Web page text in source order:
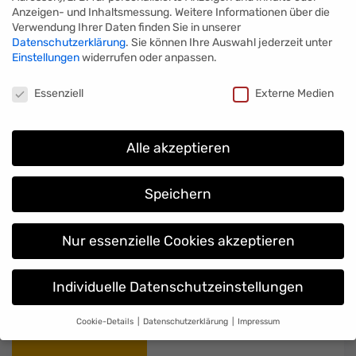
Produzieren
Ihre Idee wird von uns professionell gedruckt
und veredelt.
Anzeigen- und Inhaltsmessung. Weitere Informationen über die
Verwendung Ihrer Daten finden Sie in unserer
Datenschutzerklärung. Sie können Ihre Auswahl jederzeit unter
Einstellungenwiderrufen oder anpassen.
Essenziell
Externe Medien
Alle akzeptieren
Speichern
Nur essenzielle Cookies akzeptieren
Individuelle Datenschutzeinstellungen
Cookie-Details Datenschutzerklärung Impressum
Datenschutzeinstellungen